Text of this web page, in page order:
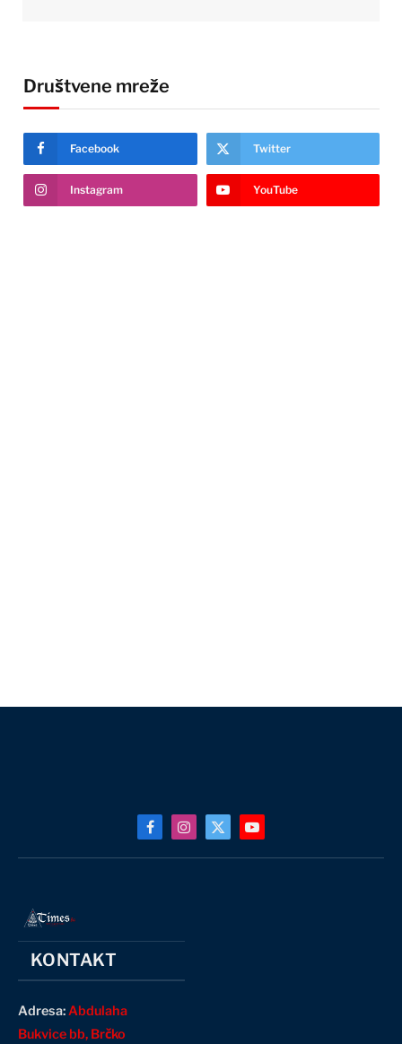
Društvene mreže
Facebook Twitter
Instagram YouTube
FacebookInstagram
X
(Twitter)
YouTube
KONTAKT
Adresa:Abdulaha
Bukvice bb, Brčko